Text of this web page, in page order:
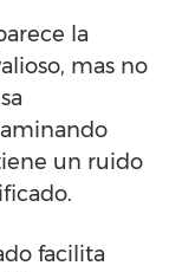
la
mas no
un ruido
facilita